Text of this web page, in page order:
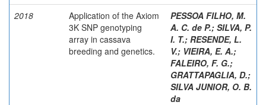
2018
Application of the Axiom
3K SNP genotyping
array in cassava
breeding and genetics.
PESSOA FILHO, M.
A. C. de P.; SILVA, P.
I. T.; RESENDE, L.
V.; VIEIRA, E. A.;
FALEIRO, F. G.;
GRATTAPAGLIA, D.;
SILVA JUNIOR, O. B.
da